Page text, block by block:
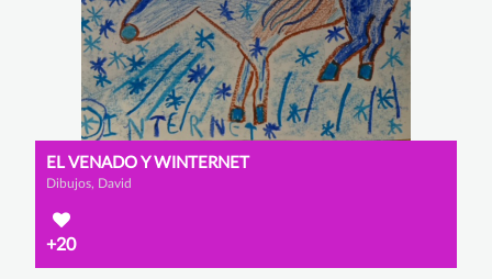
EL VENADO Y WINTERNET
Dibujos, David
+20